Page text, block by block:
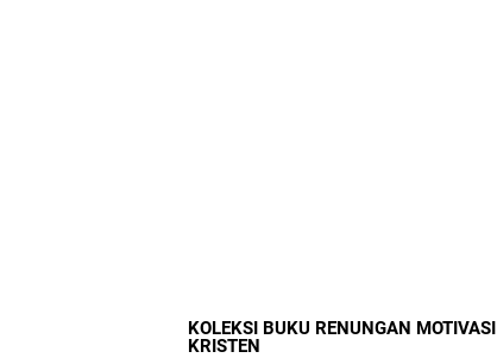
KOLEKSI BUKU RENUNGAN MOTIVASI
KRISTEN